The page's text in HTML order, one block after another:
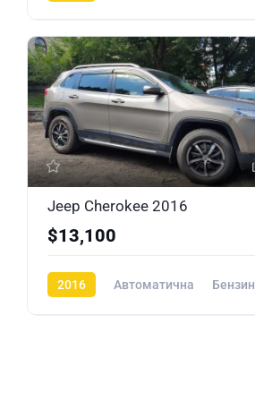
Jeep Cherokee 2016
$13,100
2016 Автоматична Бензин